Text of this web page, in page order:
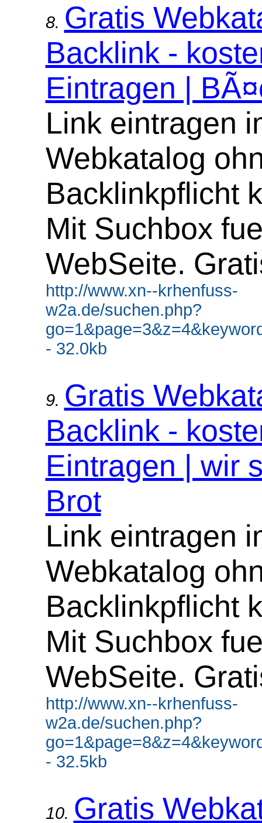
8. Gratis
Backlink -
Eintragen |
Link eintragen
Webkatalog
Backlinkpflicht
Mit Suchbox
WebSeite.
http://www.xn--krhenfuss-
w2a.de/suchen.php?
- 32.0kb
9. Gratis
Backlink -
Eintragen | wir
Brot
Link eintragen
Webkatalog
Backlinkpflicht
Mit Suchbox
WebSeite.
http://www.xn--krhenfuss-
w2a.de/suchen.php?
- 32.5kb
10. Gratis